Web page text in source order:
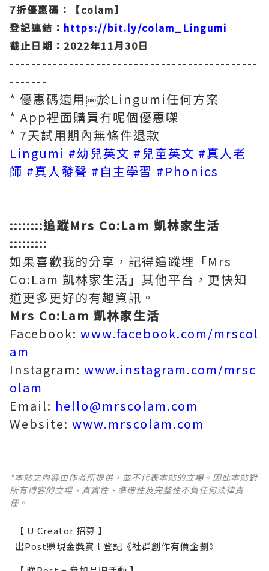
7折優惠碼：【colam】
登記連結： https://bit.ly/colam_Lingumi
截止日期：2022年11月30日
----------------------------------------------
-------
* 優惠碼適用￼於Lingumi任何方案
* App裡面購買冇呢個優惠㗎
* 7天試用期內無條件退款
Lingumi #幼兒英文 #兒童英文 #真人老
師 #真人發聲 #自主學習 #Phonics
::::::::追蹤Mrs Co:Lam 凱林家生活
:::::::::
如果喜歡我的分享，記得追蹤埋「Mrs
Co:Lam 凱林家生活」其他平台，更快知
道更多更好的有趣資訊。
Mrs Co:Lam 凱林家生活
Facebook: www.facebook.com/mrscol
am
Instagram: www.instagram.com/mrsc
olam
Email: hello@mrscolam.com
Website: www.mrscolam.com
*本站之內容由作者所提供，並不代表本站的立場。因此本站對
所有博客的立場、真實性、準確性及完整性不負任何法律責
任。
【 U Creator 招募 】
出Post賺現金獎賞 l 登記《社群創作有價企劃》